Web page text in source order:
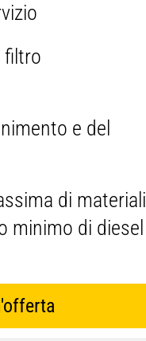
filtro
e del
di materiali
minimo di diesel